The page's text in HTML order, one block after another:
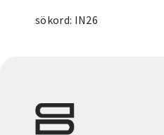
sökord: IN26